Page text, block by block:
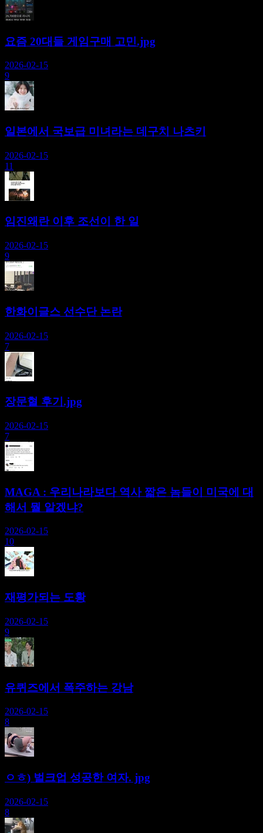
요즘 20대들 게임구매 고민.jpg
2026-02-15
9
일본에서 국보급 미녀라는 데구치 나츠키
2026-02-15
11
임진왜란 이후 조선이 한 일
2026-02-15
9
한화이글스 선수단 논란
2026-02-15
7
장문혈 후기.jpg
2026-02-15
7
MAGA : 우리나라보다 역사 짧은 놈들이 미국에 대
해서 뭘 알겠냐?
2026-02-15
10
재평가되는 도황
2026-02-15
9
유퀴즈에서 폭주하는 강남
2026-02-15
8
ㅇㅎ) 벌크업 성공한 여자. jpg
2026-02-15
8